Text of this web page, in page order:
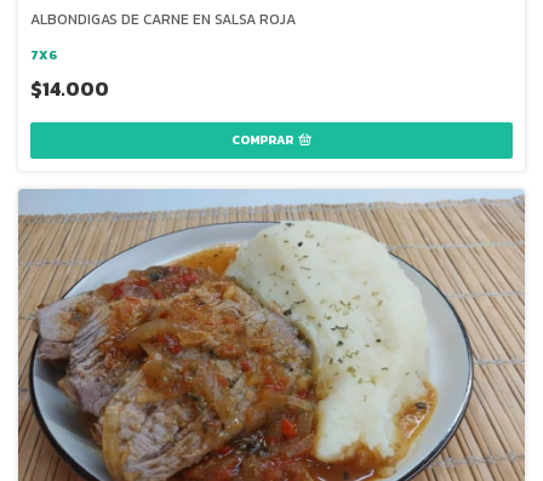
ALBONDIGAS DE CARNE EN SALSA ROJA
7X6
$14.000
COMPRAR